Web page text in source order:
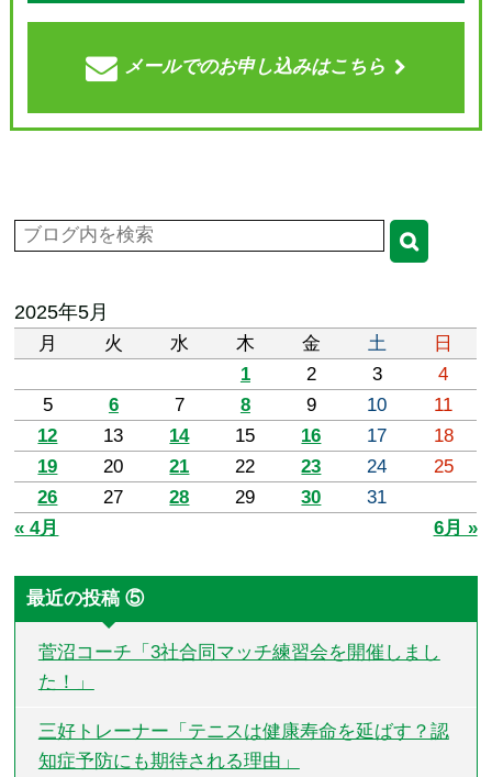
メールでのお申し込みはこちら
2025年5月
月 火 水 木 金 土
日
1
2 3
4
5
6 7 8 9 10
11
12
13 14 15 16 17
18
19
20 21 22 23 24
25
26
27 28 29 30
31
« 4月
6月 »
最近の投稿 ⑤
菅沼コーチ「3社合同マッチ練習会を開催しまし
た！」
三好トレーナー「テニスは健康寿命を延ばす？認
知症予防にも期待される理由」